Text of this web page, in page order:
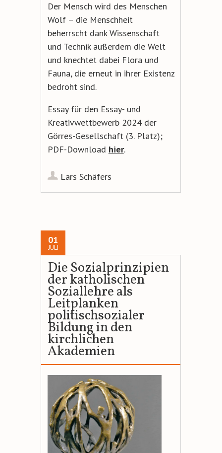
Der Mensch wird des Menschen
Wolf – die Menschheit
beherrscht dank Wissenschaft
und Technik außerdem die Welt
und knechtet dabei Flora und
Fauna, die erneut in ihrer Existenz
bedroht sind.
Essay für den Essay- und
Kreativwettbewerb 2024 der
Görres-Gesellschaft (3. Platz);
PDF-Download hier.
Lars Schäfers
01
JULI
Die Sozialprinzipien
der katholischen
Soziallehre als
Leitplanken
politischsozialer
Bildung in den
kirchlichen
Akademien